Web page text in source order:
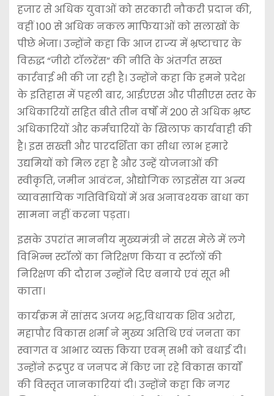
हजार से अधिक युवाओं को सरकारी नौकरी प्रदान की,
वहीं 100 से अधिक नकल माफियाओं को सलाखों के
पीछे भेजा। उन्होंने कहा कि आज राज्य में भ्रष्टाचार के
विरुद्ध “जीरो टॉलरेंस” की नीति के अंतर्गत सख्त
कार्रवाई भी की जा रही है। उन्होंने कहा कि हमने प्रदेश
के इतिहास में पहली बार, आईएएस और पीसीएस स्तर के
अधिकारियों सहित बीते तीन वर्षों में 200 से अधिक भ्रष्ट
अधिकारियों और कर्मचारियों के खिलाफ कार्यवाही की
है। इस सख्ती और पारदर्शिता का सीधा लाभ हमारे
उद्यमियों को मिल रहा है और उन्हें योजनाओं की
स्वीकृति, जमीन आवंटन, औद्योगिक लाइसेंस या अन्य
व्यावसायिक गतिविधियों में अब अनावश्यक बाधा का
सामना नहीं करना पड़ता।
इसके उपरांत माननीय मुख्यमंत्री ने सरस मेले में लगे
विभिन्न स्टॉलों का निरिक्षण किया व स्टॉलों की
निरिक्षण की दौरान उन्होंने दिए बनाये एवं सूत भी
काता।
कार्यक्रम में सांसद अजय भट्ट,विधायक शिव अरोरा,
महापौर विकास शर्मा ने मुख्य अतिथि एवं जनता का
स्वागत व आभार व्यक्त किया एवम् सभी को बधाई दी।
उन्होंने रूद्रपुर व जनपद में किए जा रहे विकास कार्यों
की विस्तृत जानकारियां दी। उन्होंने कहा कि नगर